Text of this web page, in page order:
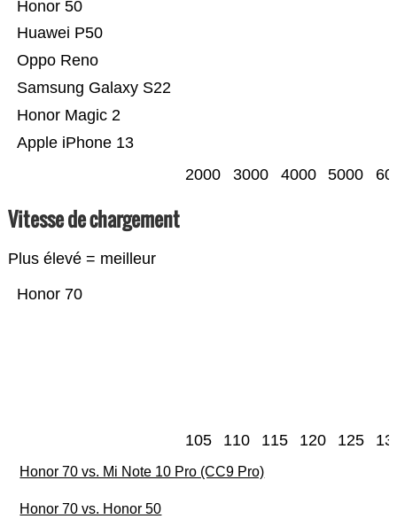
Apple iPhone 13
Honor Magic 2
Samsung Galaxy S22
Oppo Reno
Huawei P50
Honor 50
2000 3000 4000 5000
Vitesse de chargement
Plus élevé = meilleur
Honor 70
105 110 115 120 125
Honor 70 vs. Mi Note 10 Pro (CC9 Pro)
Honor 70 vs. Honor 50